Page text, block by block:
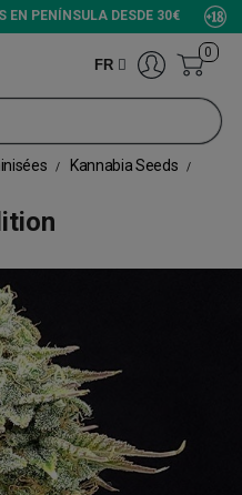
EN PENÍNSULA DESDE 30€
FR
0
Kannabia Seeds